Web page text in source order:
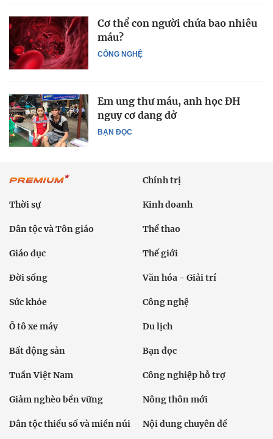
CÔNG NGHỆ
Cơ thể con người chứa bao nhiêu
máu?
BẠN ĐỌC
Em ung thư máu, anh học ĐH
nguy cơ dang dở
Chính trị
Thời sự Kinh doanh
Dân tộc và Tôn giáo Thể thao
Giáo dục Thế giới
Đời sống Văn hóa - Giải trí
Sức khỏe Công nghệ
Ô tô xe máy Du lịch
Bất động sản Bạn đọc
Tuần Việt Nam Công nghiệp hỗ trợ
Giảm nghèo bền vững Nông thôn mới
Dân tộc thiểu số và miền núi Nội dung chuyên đề